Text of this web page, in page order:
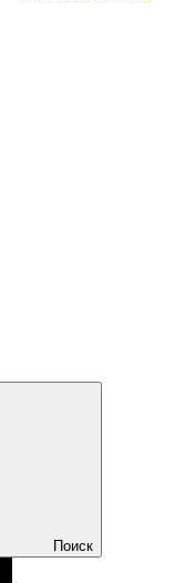
Поиск